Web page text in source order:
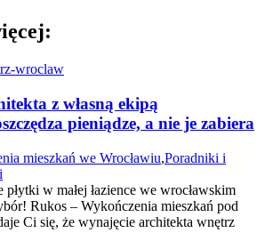
z własną ekipą
pieniądze, a nie je zabiera
mieszkań we Wrocławiu,Poradniki i
płytki w małej łazience we wrocławskim
Rukos – Wykończenia mieszkań pod
Ci się, że wynajęcie architekta wnętrz